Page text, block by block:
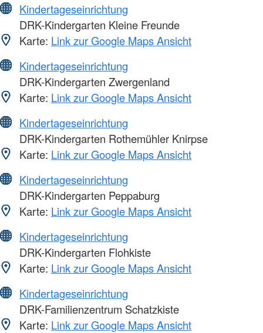
Kindertageseinrichtung
DRK-Kindergarten Kleine Freunde
Karte: Link zur Google Maps Ansicht
Kindertageseinrichtung
DRK-Kindergarten Zwergenland
Karte: Link zur Google Maps Ansicht
Kindertageseinrichtung
DRK-Kindergarten Rothemühler Knirpse
Karte: Link zur Google Maps Ansicht
Kindertageseinrichtung
DRK-Kindergarten Peppaburg
Karte: Link zur Google Maps Ansicht
Kindertageseinrichtung
DRK-Kindergarten Flohkiste
Karte: Link zur Google Maps Ansicht
Kindertageseinrichtung
DRK-Familienzentrum Schatzkiste
Karte: Link zur Google Maps Ansicht